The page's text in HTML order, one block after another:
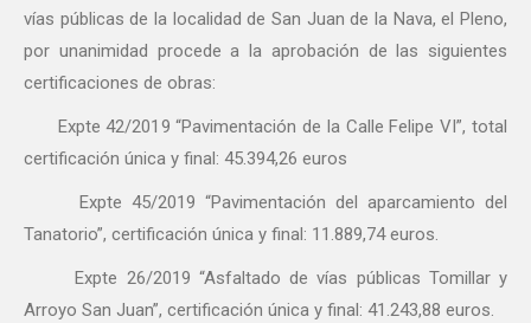
vías públicas de la localidad de San Juan de la Nava, el Pleno,
por unanimidad procede a la aprobación de las siguientes
certificaciones de obras:
Expte 42/2019 “Pavimentación de la Calle Felipe VI”, total
certificación única y final: 45.394,26 euros
Expte 45/2019 “Pavimentación del aparcamiento del
Tanatorio”, certificación única y final: 11.889,74 euros.
Expte 26/2019 “Asfaltado de vías públicas Tomillar y
Arroyo San Juan”, certificación única y final: 41.243,88 euros.